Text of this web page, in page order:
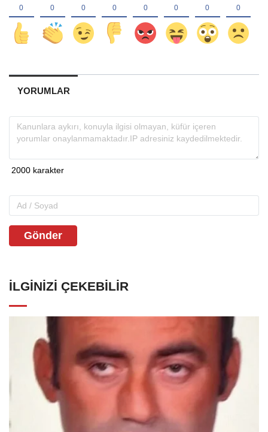
YORUMLAR
Gönder
İLGINIZI ÇEKEBILIR